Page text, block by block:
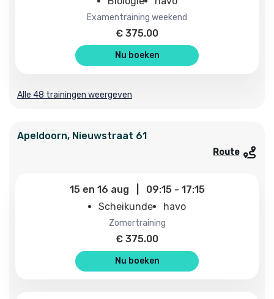
examentraining weekend
€ 375.00
Nu boeken
Alle 48 trainingen weergeven
Apeldoorn, Nieuwstraat 61
Route
15 en 16 aug 09:15- 17:15
Scheikunde
havo
zomertraining
€ 375.00
Nu boeken